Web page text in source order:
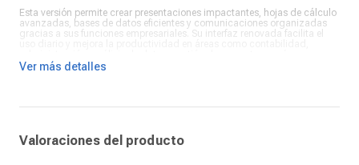
Esta versión permite crear presentaciones impactantes, hojas de cálculo
avanzadas, bases de datos eficientes y comunicaciones organizadas
gracias a sus funciones empresariales. Su interfaz renovada facilita el
compatibles con estándares internacionales de oficina.
Ver más detalles
Valoraciones del producto